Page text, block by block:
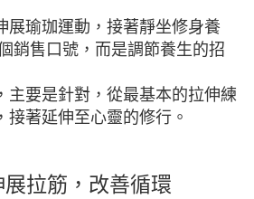
展瑜珈運動，接著靜坐修身養
銷售口號，而是調節養生的招
主要是針對，從最基本的拉伸練
接著延伸至心靈的修行。
拉筋，改善循環